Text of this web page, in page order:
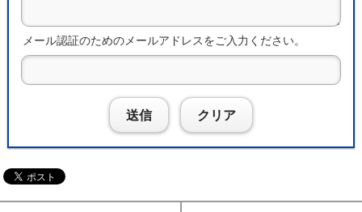
メール認証のためのメールアドレスをご入力ください。
送信 クリア